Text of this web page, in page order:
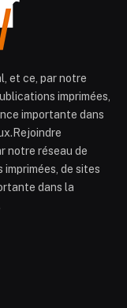
et ce, par notre
imprimées,
importante dans
notre réseau de
de sites
dans la